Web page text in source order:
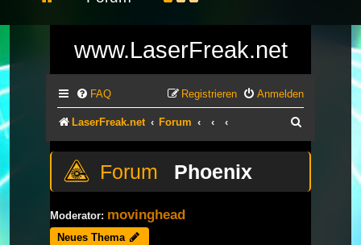
www.LaserFreak.net
FAQ Anmelden
Registrieren
LaserFreak.net Forum
Phoenix
Moderator: movinghead
Neues Thema